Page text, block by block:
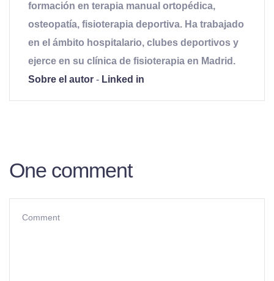
formación en terapia manual ortopédica,
osteopatía, fisioterapia deportiva. Ha trabajado
en el ámbito hospitalario, clubes deportivos y
ejerce en su clínica de fisioterapia en Madrid.
Sobre el autor - Linked in
One comment